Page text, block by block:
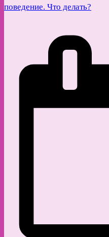
поведение. Что делать?